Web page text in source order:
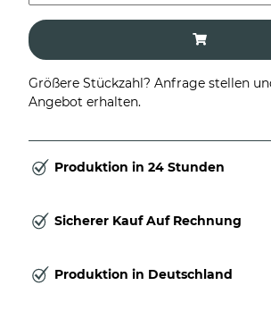
Größere Stückzahl? Anfrage stellen
Angebot erhalten.
Produktion in 24 Stunden
Sicherer Kauf Auf Rechnung
Produktion in Deutschland